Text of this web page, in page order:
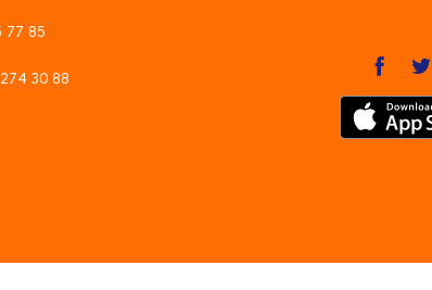
77 85
30 88